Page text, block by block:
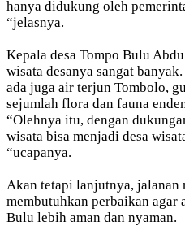
hanya didukung oleh
“jelasnya.
Kepala desa Tompo Bulu
wisata desanya sangat
ada juga air terjun Tombolo,
sejumlah flora dan fauna
“Olehnya itu, dengan
wisata bisa menjadi desa
“ucapanya.
Akan tetapi lanjutnya, jalanan
membutuhkan perbaikan agar
Bulu lebih aman dan nyaman.